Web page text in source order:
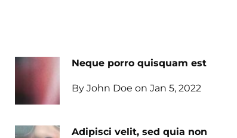
Neque porro quisquam est
By John Doe on Jan 5, 2022
Adipisci velit, sed quia non